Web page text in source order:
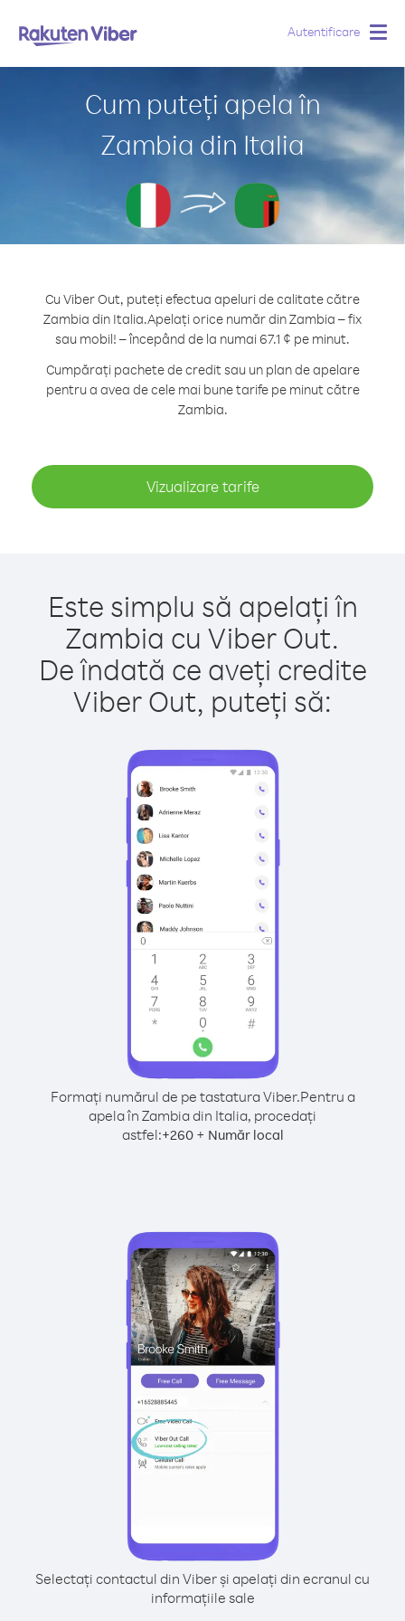
Autentificare
Cum puteți apela în
Zambia din Italia
Cu Viber Out, puteți efectua apeluri de calitate către
Zambia din Italia.Apelați orice număr din Zambia – fix
sau mobil! – începând de la numai 67.1 ¢ pe minut.
Cumpărați pachete de credit sau un plan de apelare
pentru a avea de cele mai bune tarife pe minut către
Zambia.
Vizualizare tarife
Este simplu să apelați în
Zambia cu Viber Out.
De îndată ce aveți credite
Viber Out, puteți să:
Formați numărul de pe tastatura Viber.Pentru a
apela în Zambia din Italia, procedați
astfel:+260+ Număr local
Selectați contactul din Viber și apelați din ecranul cu
informațiile sale